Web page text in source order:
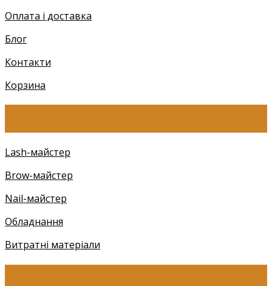
Оплата і доставка
Блог
Контакти
Корзина
Lash-майстер
Brow-майстер
Nail-майстер
Обладнання
Витратні матеріали